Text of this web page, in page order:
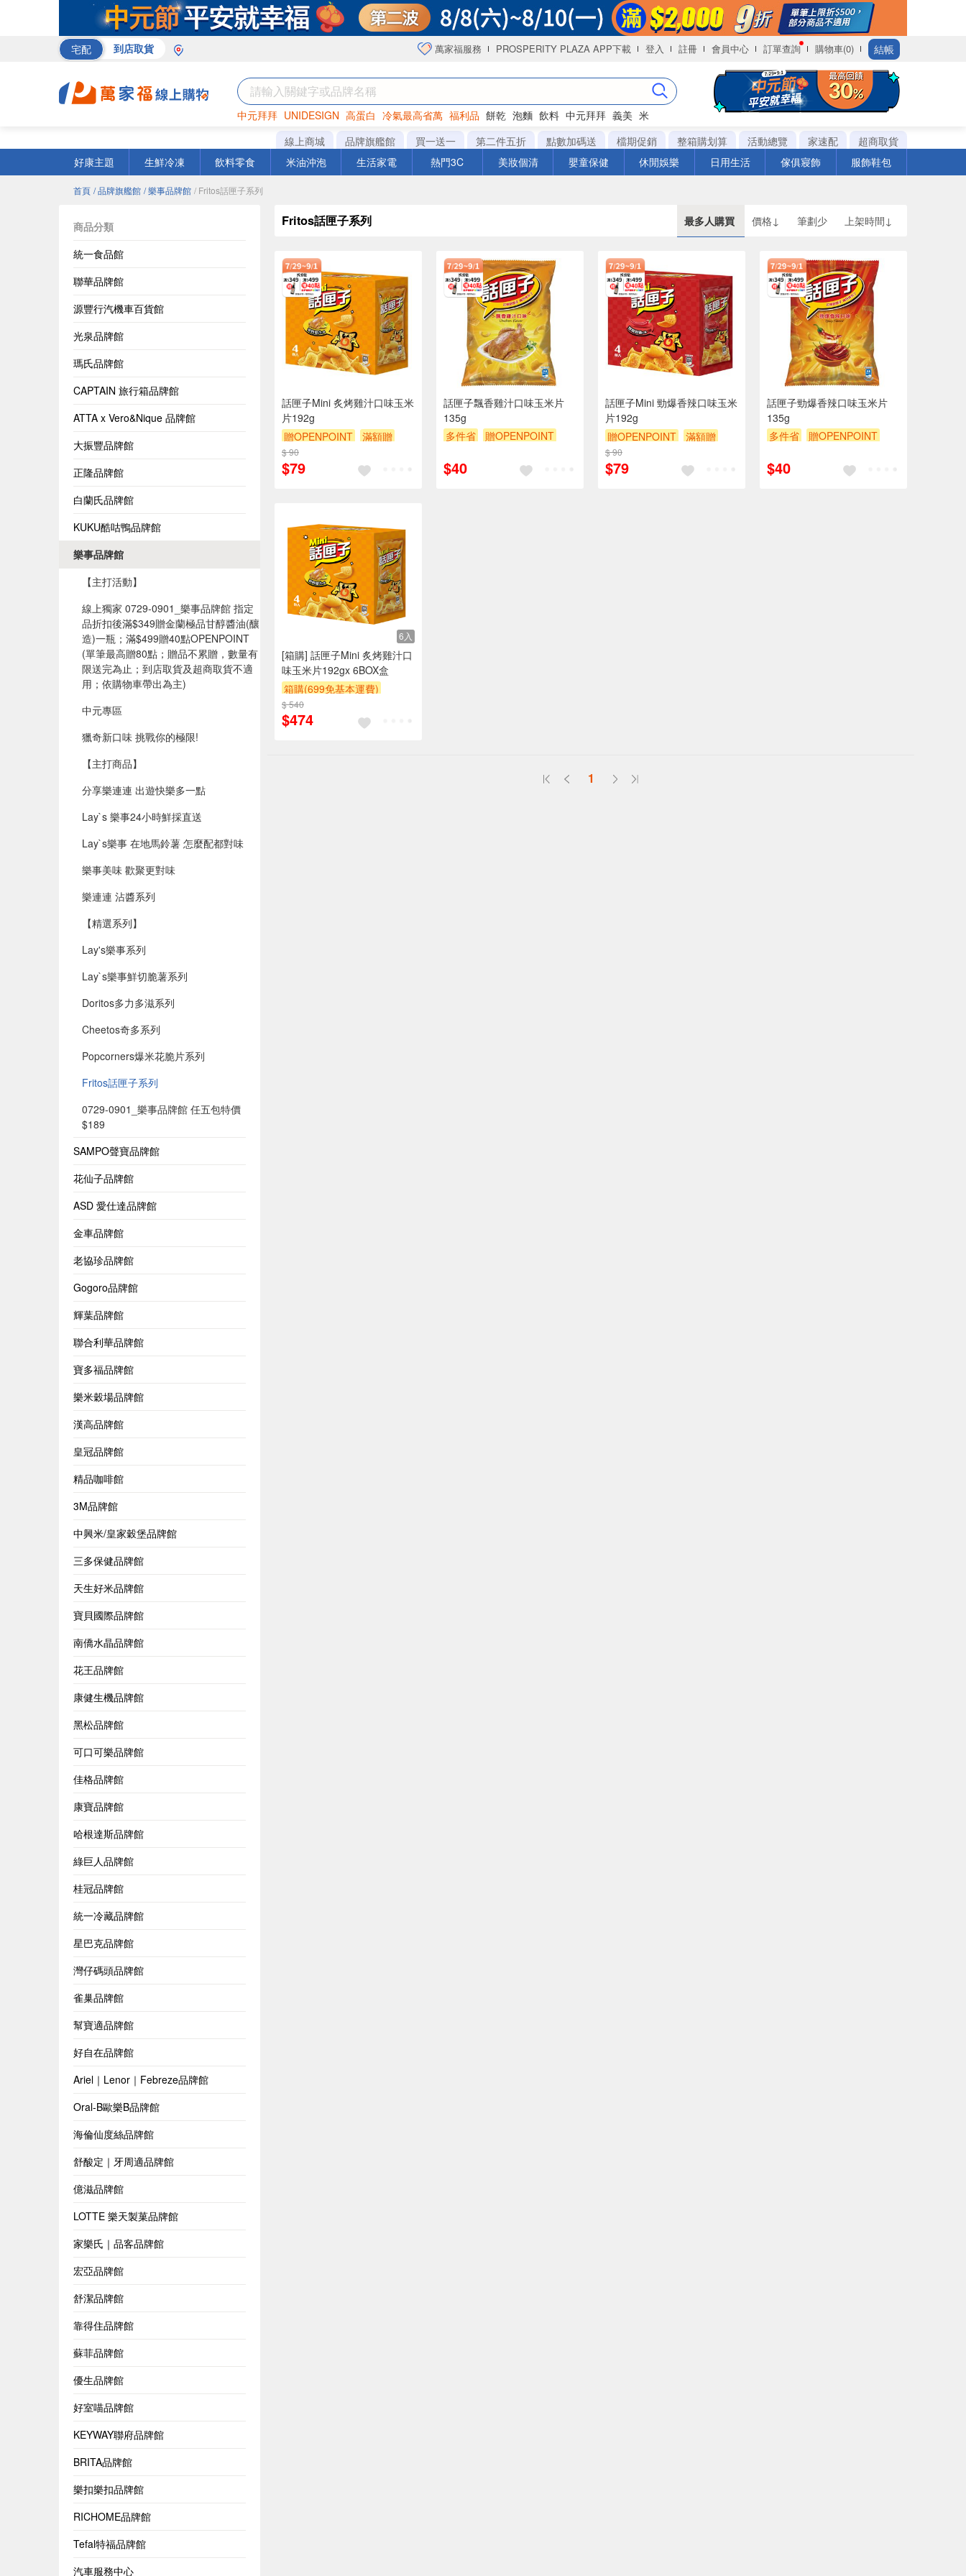
宅配 到店取貨 萬家福服務 PROSPERITY PLAZA APP下載 登入 註冊 會員中心 訂單查詢 購物車(0) 結帳
中元拜拜 UNIDESIGN 高蛋白 冷氣最高省萬 福利品 餅乾 泡麵 飲料 中元拜拜 義美 米
罐頭 咖啡 海苔
線上商城 品牌旗艦館 買一送一 第二件五折 點數加碼送 檔期促銷 整箱購划算 活動總覽 家速配
超商取貨
好康主題
生鮮冷凍 飲料零食 米油沖泡 生活家電 熱門3C 美妝個清 嬰童保健 休閒娛樂 日用生活 傢俱寢飾 服飾鞋包
首頁 / 品牌旗艦館 / 樂事品牌館 / Fritos話匣子系列
商品分類
統一食品館
聯華品牌館
源豐行汽機車百貨館
光泉品牌館
瑪氏品牌館
CAPTAIN 旅行箱品牌館
ATTA x Vero&Nique 品牌館
大振豐品牌館
正隆品牌館
白蘭氏品牌館
KUKU酷咕鴨品牌館
樂事品牌館
【主打活動】
線上獨家 0729-0901_樂事品牌館 指定
品折扣後滿$349贈金蘭極品甘醇醬油(釀
造)一瓶；滿$499贈40點OPENPOINT​
(單筆最高贈80點；贈品不累贈，數量有
限送完為止；到店取貨及超商取貨不適
用；依購物車帶出為主)​
中元專區
獵奇新口味 挑戰你的極限!
【主打商品】
分享樂連連 出遊快樂多一點
Lay`s 樂事24小時鮮採直送
Lay`s樂事 在地馬鈴薯 怎麼配都對味
樂事美味 歡聚更對味
樂連連 沾醬系列
【精選系列】
Lay's樂事系列
Lay`s樂事鮮切脆薯系列
Doritos多力多滋系列
Cheetos奇多系列
Popcorners爆米花脆片系列
Fritos話匣子系列
0729-0901_樂事品牌館 任五包特價
$189
SAMPO聲寶品牌館
花仙子品牌館
ASD 愛仕達品牌館
金車品牌館
老協珍品牌館
Gogoro品牌館
輝葉品牌館
聯合利華品牌館
寶多福品牌館
樂米穀場品牌館
漢高品牌館
皇冠品牌館
精品咖啡館
3M品牌館
中興米/皇家穀堡品牌館
三多保健品牌館
天生好米品牌館
寶貝國際品牌館
南僑水晶品牌館
花王品牌館
康健生機品牌館
黑松品牌館
可口可樂品牌館
佳格品牌館
康寶品牌館
哈根達斯品牌館
綠巨人品牌館
桂冠品牌館
統一冷藏品牌館
星巴克品牌館
灣仔碼頭品牌館
雀巢品牌館
幫寶適品牌館
好自在品牌館
Ariel｜Lenor｜Febreze品牌館
Oral-B歐樂B品牌館
海倫仙度絲品牌館
舒酸定｜牙周適品牌館
億滋品牌館
LOTTE 樂天製菓品牌館
家樂氏｜品客品牌館
宏亞品牌館
舒潔品牌館
靠得住品牌館
蘇菲品牌館
優生品牌館
好室喵品牌館
KEYWAY聯府品牌館
BRITA品牌館
樂扣樂扣品牌館
RICHOME品牌館
Tefal特福品牌館
汽車服務中心
Fritos話匣子系列 最多人購買 價格↓ 筆劃少 上架時間↓
話匣子Mini 炙烤雞汁口味玉米
片192g
贈OPENPOINT
滿額贈
滿額9折
$ 90
$79
話匣子飄香雞汁口味玉米片
135g
多件省
贈OPENPOINT
$40
話匣子Mini 勁爆香辣口味玉米
片192g
贈OPENPOINT
滿額贈
滿額9折
$ 90
$79
話匣子勁爆香辣口味玉米片
135g
多件省
贈OPENPOINT
$40
6入
[箱購] 話匣子Mini 炙烤雞汁口
味玉米片192gx 6BOX盒
箱購(699免基本運費)
贈$200
$ 540
$474
1